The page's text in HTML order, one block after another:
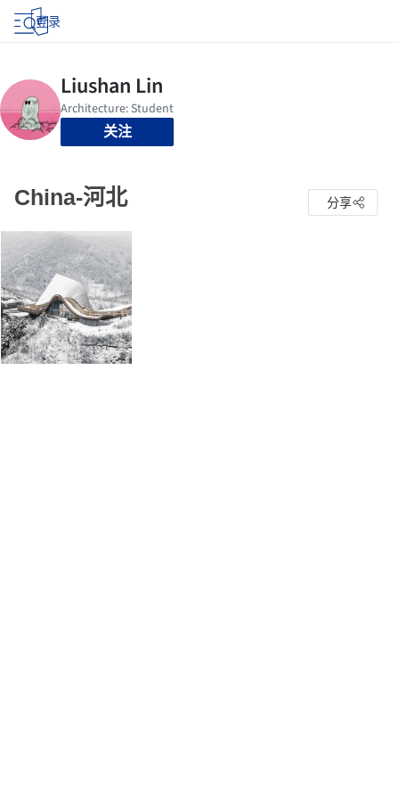
登录
关注
China-河北 分享